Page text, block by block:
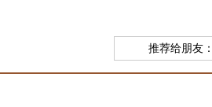
推荐给朋友：